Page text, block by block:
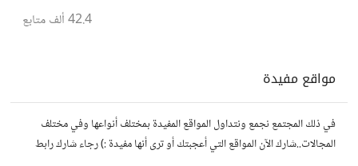
42.4 ألف متابع
مواقع مفيدة
في ذلك المجتمع نجمع ونتداول المواقع المفيدة بمختلف أنواعها وفي مختلف
المجالات..شارك الآن المواقع التي أعجبتك أو ترى أنها مفيدة :) رجاء شارك رابط